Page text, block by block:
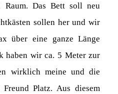
Raum. Das Bett soll neu
sollen her und wir
über eine ganze Länge
haben wir ca. 5 Meter zur
wirklich meine und die
Platz. Aus diesem